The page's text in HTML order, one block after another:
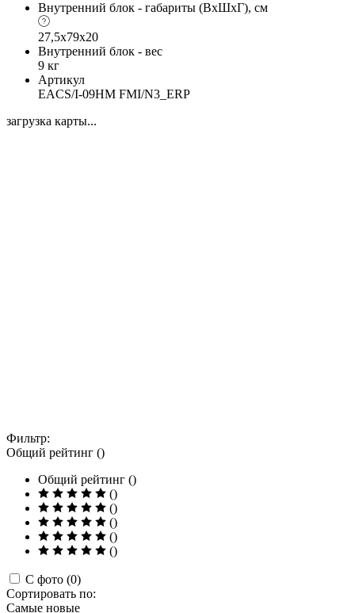
Внутренний блок - габариты (ВхШхГ), см
27,5х79х20
Внутренний блок - вес
9 кг
Артикул
EACS/I-09HM FMI/N3_ERP
загрузка карты...
Фильтр:
Общий рейтинг ()
Общий рейтинг ()
()
()
()
()
()
С фото (0)
Сортировать по:
Самые новые